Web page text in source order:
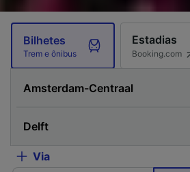
Bilhetes
Trem e ônibus
Estadias
Booking.com
Via